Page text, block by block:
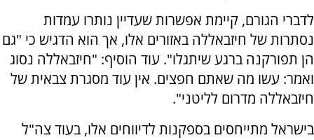
לדברי הגורם, קיימת אפשרות שעדיין נותרו עמדות
נסתרות של חיזבאללה באזורים אלו, אך הוא הדגיש כי "גם
הן תפורקנה ברגע שיתגלו". עוד הוסיף: "חיזבאללה נסוג
ואמר: עשו מה שאתם חפצים. אין עוד מסגרת צבאית של
חיזבאללה מדרום לליטני".
בישראל מתייחסים בספקנות לדיווחים אלו, בעוד צה"ל